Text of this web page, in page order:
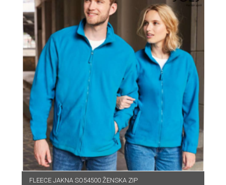
FLEECE JAKNA SO54500 ŽENSKA ZIP